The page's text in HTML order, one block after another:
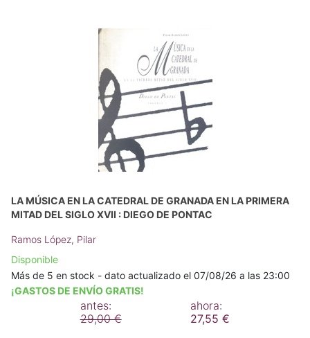
LA MÚSICA EN LA CATEDRAL DE GRANADA EN LA PRIMERA
MITAD DEL SIGLO XVII : DIEGO DE PONTAC
Ramos López, Pilar
Disponible
Más de 5 en stock - dato actualizado el 07/08/26 a las 23:00
¡GASTOS DE ENVÍO GRATIS!
antes:
29,00 €
ahora:
27,55 €